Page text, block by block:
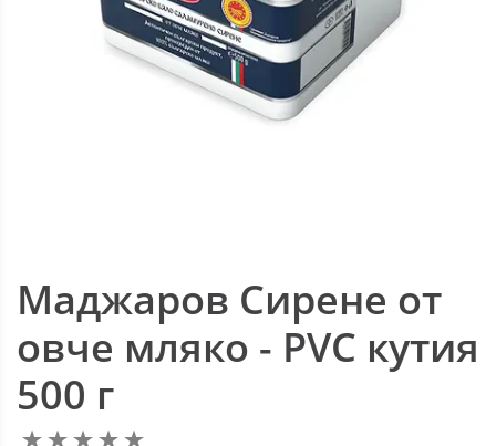
Маджаров Сирене от
овче мляко - PVC кутия
500 г